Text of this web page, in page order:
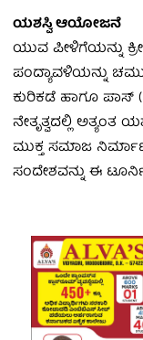
ಯಶಸ್ವಿ ಆಯೋಜನೆ
ಯುವ ಪೀಳಿಗೆಯನ್ನು
ಪಂದ್ಯಾವಳಿಯನ್ನು
ಕುರಿಕಡೆ ಹಾಗೂ ಪಾಸ್
ನೇತೃತ್ವದಲ್ಲಿ
ಮುಕ್ತ ಸಮಾಜ
ಸಂದೇಶವನ್ನು ಈ